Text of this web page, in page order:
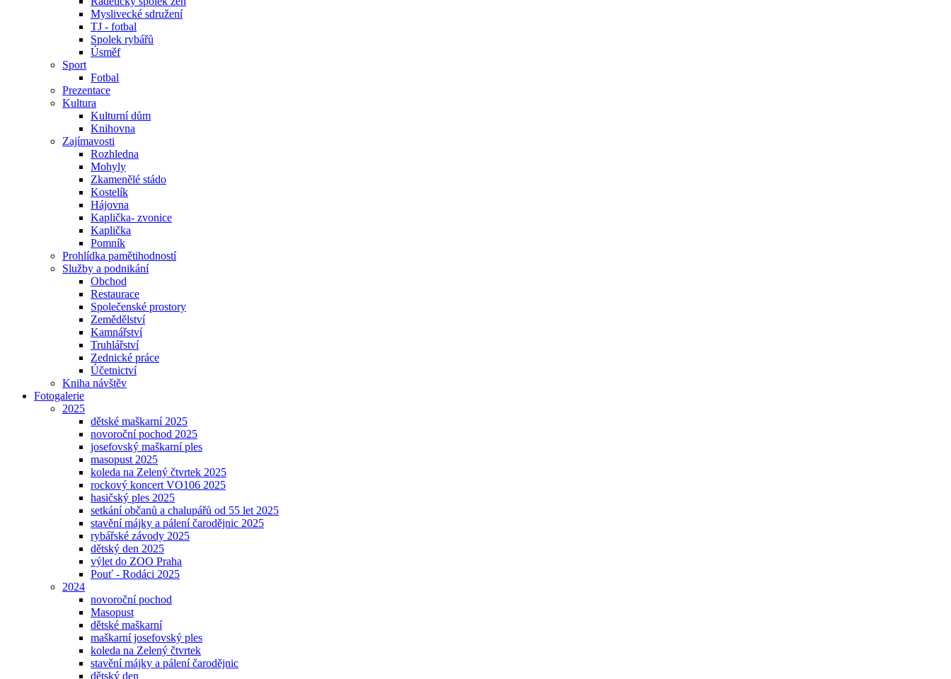
Myslivecké sdružení
TJ - fotbal
Spolek rybářů
Úsměf
Sport
Fotbal
Prezentace
Kultura
Kulturní dům
Knihovna
Zajímavosti
Rozhledna
Mohyly
Zkamenělé stádo
Kostelík
Hájovna
Kaplička- zvonice
Kaplička
Pomník
Prohlídka pamětihodností
Služby a podnikání
Obchod
Restaurace
Společenské prostory
Zemědělství
Kamnářství
Truhlářství
Zednické práce
Účetnictví
Kniha návštěv
Fotogalerie
2025
dětské maškarní 2025
novoroční pochod 2025
josefovský maškarní ples
masopust 2025
koleda na Zelený čtvrtek 2025
rockový koncert VO106 2025
hasičský ples 2025
setkání občanů a chalupářů od 55 let 2025
stavění májky a pálení čarodějnic 2025
rybářské závody 2025
dětský den 2025
výlet do ZOO Praha
Pouť - Rodáci 2025
2024
novoroční pochod
Masopust
dětské maškarní
maškarní josefovský ples
koleda na Zelený čtvrtek
stavění májky a pálení čarodějnic
dětský den